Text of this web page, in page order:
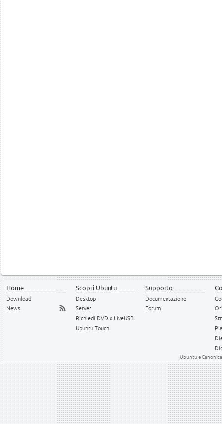
Home
Download
News
Scopri Ubuntu
Desktop
Server
Richiedi DVD o LiveUSB
Ubuntu Touch
Supporto
Documentazione
Forum
Ubuntu e